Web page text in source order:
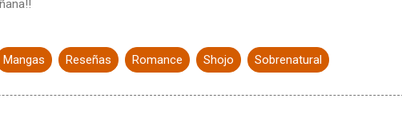
Mangas Reseñas Romance Shojo Sobrenatural